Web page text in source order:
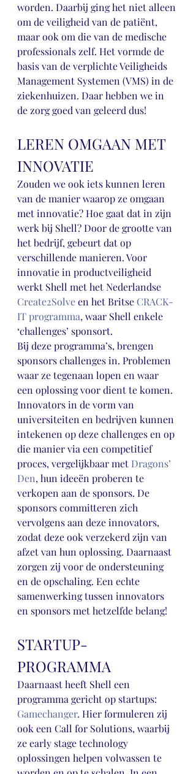
worden. Daarbij ging het niet alleen
om de veiligheid van de patiënt,
maar ook om die van de medische
professionals zelf. Het vormde de
basis van de verplichte Veiligheids
Management Systemen (VMS) in de
ziekenhuizen. Daar hebben we in
de zorg goed van geleerd dus!
LEREN OMGAAN MET
INNOVATIE
Zouden we ook iets kunnen leren
van de manier waarop ze omgaan
met innovatie? Hoe gaat dat in zijn
werk bij Shell? Door de grootte van
het bedrijf, gebeurt dat op
verschillende manieren. Voor
innovatie in productveiligheid
werkt Shell met het Nederlandse
Create2Solve en het Britse CRACK-
IT programma, waar Shell enkele
‘challenges’ sponsort.
Bij deze programma’s, brengen
sponsors challenges in. Problemen
waar ze tegenaan lopen en waar
een oplossing voor dient te komen.
Innovators in de vorm van
universiteiten en bedrijven kunnen
intekenen op deze challenges en op
die manier via een competitief
proces, vergelijkbaar met Dragons’
Den, hun ideeën proberen te
verkopen aan de sponsors. De
sponsors committeren zich
vervolgens aan deze innovators,
zodat deze ook verzekerd zijn van
afzet van hun oplossing. Daarnaast
zorgen zij voor de ondersteuning
en de opschaling. Een echte
samenwerking tussen innovators
en sponsors met hetzelfde belang!
STARTUP-
PROGRAMMA
Daarnaast heeft Shell een
programma gericht op startups:
Gamechanger. Hier formuleren zij
ook een Call for Solutions, waarbij
ze early stage technology
oplossingen helpen volwassen te